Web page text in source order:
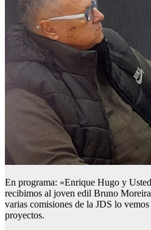
En programa: «Enrique Hugo y
recibimos al joven edil Bruno
varias comisiones de la JDS lo
proyectos.